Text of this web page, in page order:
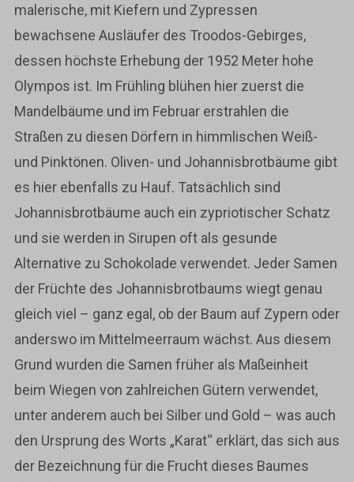
malerische, mit Kiefern und Zypressen
bewachsene Ausläufer des Troodos-Gebirges,
dessen höchste Erhebung der 1952 Meter hohe
Olympos ist. Im Frühling blühen hier zuerst die
Mandelbäume und im Februar erstrahlen die
Straßen zu diesen Dörfern in himmlischen Weiß-
und Pinktönen. Oliven- und Johannisbrotbäume gibt
es hier ebenfalls zu Hauf. Tatsächlich sind
Johannisbrotbäume auch ein zypriotischer Schatz
und sie werden in Sirupen oft als gesunde
Alternative zu Schokolade verwendet. Jeder Samen
der Früchte des Johannisbrotbaums wiegt genau
gleich viel – ganz egal, ob der Baum auf Zypern oder
anderswo im Mittelmeerraum wächst. Aus diesem
Grund wurden die Samen früher als Maßeinheit
beim Wiegen von zahlreichen Gütern verwendet,
unter anderem auch bei Silber und Gold – was auch
den Ursprung des Worts „Karat“ erklärt, das sich aus
der Bezeichnung für die Frucht dieses Baumes